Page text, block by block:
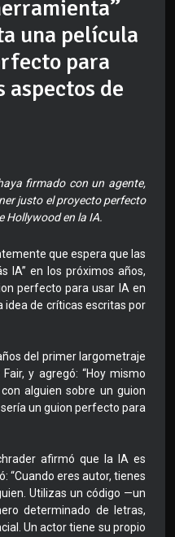
una película
para
aspectos de
firmado con un agente,
justo el proyecto perfecto
Hollywood en la IA.
que espera que las
IA” en los próximos años,
perfecto para usar IA en
idea de críticas escritas por
del primer largometraje
y agregó: “Hoy mismo
alguien sobre un guion
un guion perfecto para
afirmó que la IA es
“Cuando eres autor, tienes
Utilizas un código —un
determinado de letras,
Un actor tiene su propio